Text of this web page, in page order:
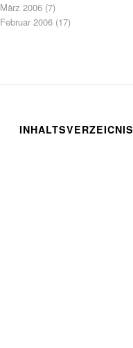
März 2006 (7)
Februar 2006 (17)
INHALTSVERZEICNIS